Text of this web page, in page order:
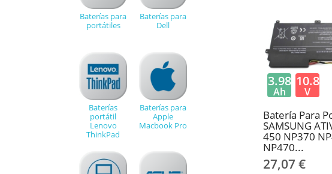
Baterías para
portátiles
Baterías para
Dell
Baterías
portátil
Lenovo
ThinkPad
Baterías para
Apple
Macbook Pro
Batería Para
SAMSUNG
450 NP370
NP470...
27,07 €
3.98
Ah
10.8
V